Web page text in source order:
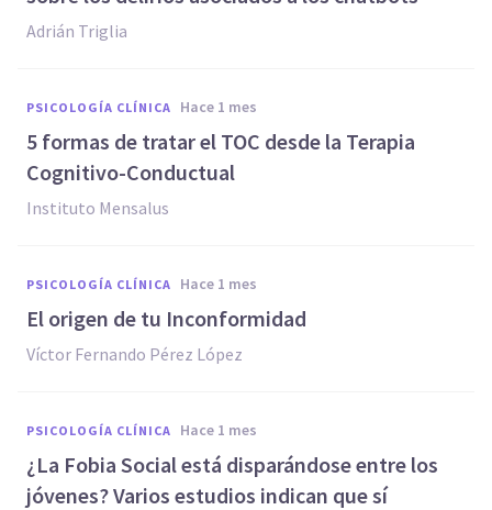
Adrián Triglia
PSICOLOGÍA CLÍNICA hace 1 mes
5 formas de tratar el TOC desde la Terapia
Cognitivo-Conductual
Instituto Mensalus
PSICOLOGÍA CLÍNICA hace 1 mes
El origen de tu Inconformidad
Víctor Fernando Pérez López
PSICOLOGÍA CLÍNICA hace 1 mes
¿La Fobia Social está disparándose entre los
jóvenes? Varios estudios indican que sí